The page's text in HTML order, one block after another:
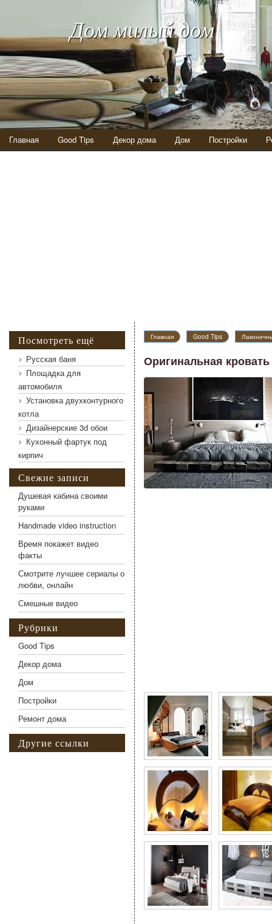
Дом милый дом
Главная Good Tips Декор дома Дом Постройки
Главная Good Tips
Оригинальная
Оригинальная кровать из бруса дуба
Посмотреть ещё
Русская баня
Площадка для
автомобиля
Установка двухконтурного
котла
Дизайнерские 3d обои
Кухонный фартук под
кирпич
Свежие записи
Душевая кабина своими
руками
Handmade video instruction
Время покажет видео
факты
Смотрите лучшее сериалы о
любви, онлайн
Смешные видео
Рубрики
Good Tips
Декор дома
Дом
Постройки
Ремонт дома
Другие ссылки